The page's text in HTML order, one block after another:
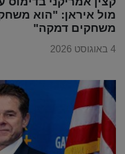
מול איראן: "הוא
משחקים דמקה"
4 באוגוסט 2026